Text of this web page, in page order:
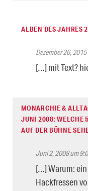
ALBEN DES JAHRES
Dezember 26,
[…] mit Text?
MONARCHIE &
JUNI 2008: WELCHE
AUF DER BÜHNE
Juni 2, 2008 um
[…] Warum:
Hackfressen